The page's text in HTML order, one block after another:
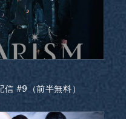
#9（前半無料）